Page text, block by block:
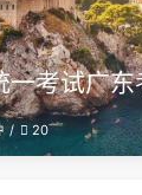
一考试广
20